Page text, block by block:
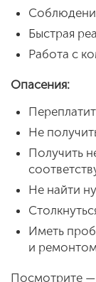
Быстрая
Работа с
Опасения:
Не
Получить
Не найти
Иметь
и
Посмотрите —